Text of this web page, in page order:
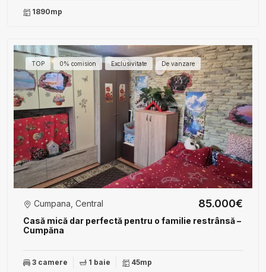
1890mp
TOP 0% comision Exclusivitate De vanzare
Casă mică dar perfectă pentru o familie restrânsă –
Cumpăna
Cumpana, Central 85.000€
3 camere 1 baie 45mp